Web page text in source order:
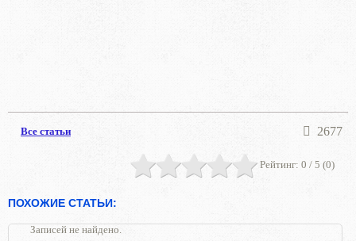
Все статьи 2677
Рейтинг: 0 / 5 (0)
ПОХОЖИЕ СТАТЬИ:
Записей не найдено.